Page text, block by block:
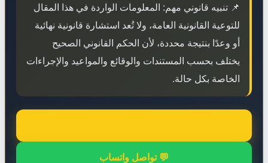
📌 تنبيه قانوني مهم: المعلومات الواردة في هذا المقال
للتوعية القانونية العامة، ولا تُعد استشارة قانونية نهائية
أو وعدًا بنتيجة محددة، لأن الحكم القانوني الصحيح
يختلف بحسب المستندات والوقائع والمواعيد والإجراءات
الخاصة بكل حالة.
💬 تواصل واتساب